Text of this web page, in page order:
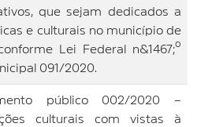
que sejam dedicados a
e culturais no município de
Lei Federal n&1467;º
091/2020.
público 002/2020 –
culturais com vistas à